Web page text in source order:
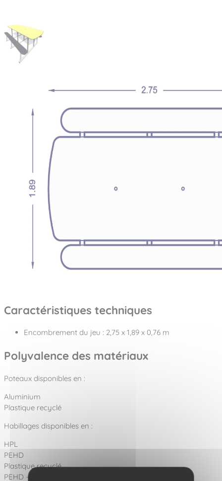
Caractéristiques techniques
Encombrement du jeu : 2,75 x 1,89 x 0,76 m
Polyvalence des matériaux
Poteaux disponibles en :
Aluminium
Plastique recyclé
Habillages disponibles en :
HPL
PEHD
Plastique recyclé
PEHD - HPL